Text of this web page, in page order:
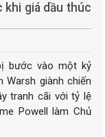
khi giá dầu thúc
bước vào một kỷ
Warsh giành chiến
tranh cãi với tỷ lệ
Powell làm Chủ